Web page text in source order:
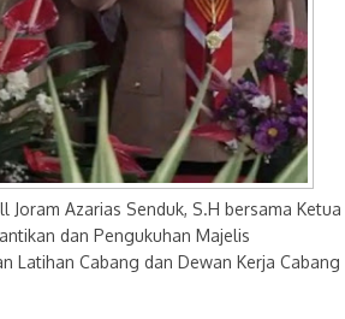
Azarias Senduk, S.H bersama Ketua
dan Pengukuhan Majelis
Latihan Cabang dan Dewan Kerja Cabang